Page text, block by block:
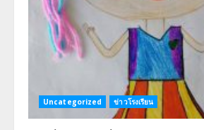
Uncategorized ข่าวโรงเรียน